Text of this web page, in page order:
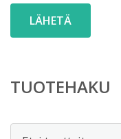
TUOTEHAKU